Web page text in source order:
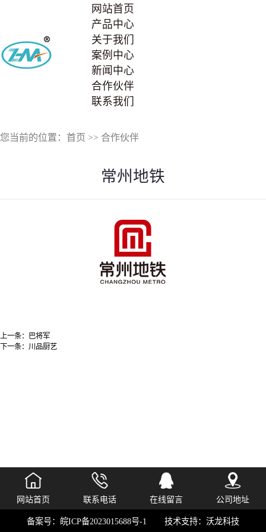
网站首页
产品中心
关于我们
案例中心
新闻中心
合作伙伴
联系我们
您当前的位置： 首页 >> 合作伙伴
常州地铁
上一条：
巴将军
下一条： 川品厨艺
网站首页 联系电话 在线留言 公司地址
备案号： 皖ICP备2023015688号-1 技术支持：沃龙科技